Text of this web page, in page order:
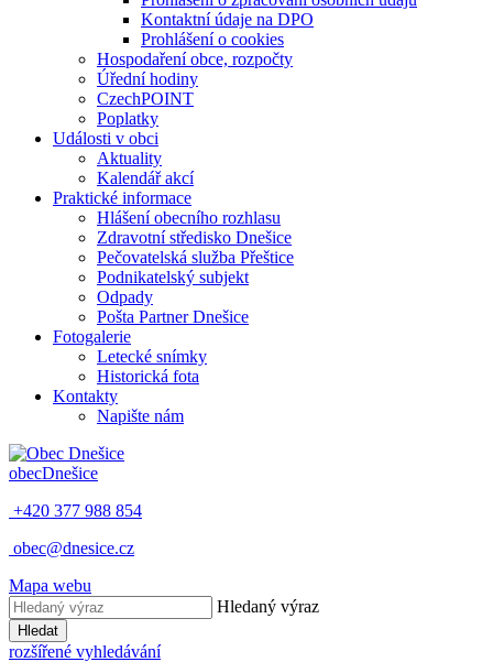
Kontaktní údaje na DPO
Prohlášení o cookies
Hospodaření obce, rozpočty
Úřední hodiny
CzechPOINT
Poplatky
Události v obci
Aktuality
Kalendář akcí
Praktické informace
Hlášení obecního rozhlasu
Zdravotní středisko Dnešice
Pečovatelská služba Přeštice
Podnikatelský subjekt
Odpady
Pošta Partner Dnešice
Fotogalerie
Letecké snímky
Historická fota
Kontakty
Napište nám
obecDnešice
+420 377 988 854
obec@dnesice.cz
Mapa webu
Hledaný výraz
Hledat
rozšířené vyhledávání